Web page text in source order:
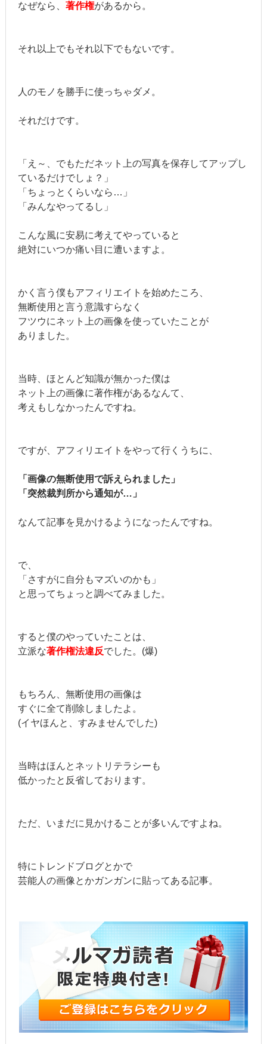
なぜなら、 著作権があるから。
それ以上でもそれ以下でもないです。
人のモノを勝手に使っちゃダメ。
それだけです。
「え～、でもただネット上の写真を保存してアップし
ているだけでしょ？」
「ちょっとくらいなら…」
「みんなやってるし」
こんな風に安易に考えてやっていると
絶対にいつか痛い目に遭いますよ。
かく言う僕もアフィリエイトを始めたころ、
無断使用と言う意識すらなく
フツウにネット上の画像を使っていたことが
ありました。
当時、ほとんど知識が無かった僕は
ネット上の画像に著作権があるなんて、
考えもしなかったんですね。
ですが、アフィリエイトをやって行くうちに、
「画像の無断使用で訴えられました」
「突然裁判所から通知が…」
なんて記事を見かけるようになったんですね。
で、
「さすがに自分もマズいのかも」
と思ってちょっと調べてみました。
すると僕のやっていたことは、
立派な著作権法違反でした。(爆)
もちろん、無断使用の画像は
すぐに全て削除しましたよ。
(イヤほんと、すみませんでした)
当時はほんとネットリテラシーも
低かったと反省しております。
ただ、いまだに見かけることが多いんですよね。
特にトレンドブログとかで
芸能人の画像とかガンガンに貼ってある記事。